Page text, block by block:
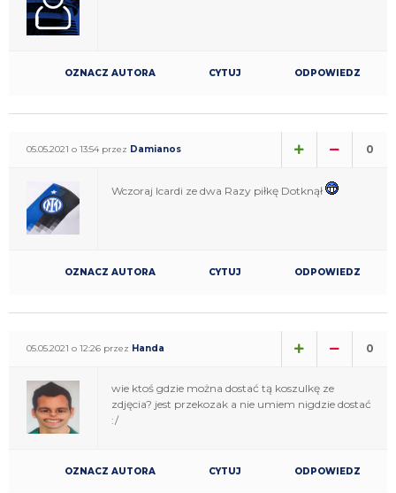
OZNACZ AUTORA CYTUJ ODPOWIEDZ
05.05.2021 o 13:54 przez Damianos 0
Wczoraj Icardi ze dwa Razy piłkę Dotknął
OZNACZ AUTORA CYTUJ ODPOWIEDZ
05.05.2021 o 12:26 przez Handa 0
wie ktoś gdzie można dostać tą koszulkę ze
zdjęcia? jest przekozak a nie umiem nigdzie dostać
:/
OZNACZ AUTORA CYTUJ ODPOWIEDZ